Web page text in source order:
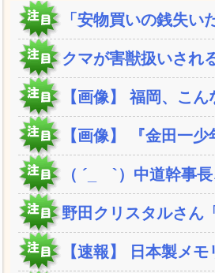
「安物買いの銭失い
クマが害獣扱いされ
【画像】 福岡、こ
【画像】 『金田一
（ ´_ゝ`）中道幹事
野田クリスタルさん
【速報】 日本製メ